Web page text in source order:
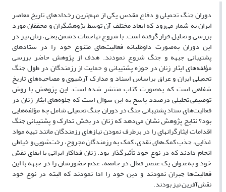
دوران جنگ تحمیلی و دفاع مقدس یکی از مهم‌ترین رخدادهای تاریخ معاصر
ایران به شمار می‌رود که ابعاد مختلف آن توسط پژوهشگران و محققان مورد
بررسی و تحلیل قرار گرفته است. با شروع تهاجمات دشمن بعثی، زنان نیز در
این دوران به‌صورت داوطلبانه فعالیت‌های متنوع خود را در ستادهای
پشتیبانی جبهه و جنگ شروع نمودند. هدف از پژوهش حاضر بررسی
مؤلفه‌های ایثار زنان در حوزه پشتیبانی و حمایت از رزمندگان در طول جنگ
تحمیلی ایران و عراق براساس اسناد و مدارک آرشیوی و مصاحبه‌های تاریخ
شفاهی است که به‌صورت کتاب منتشر شده است. این پژوهش با روش
توصیفی–تحلیلی درصدد پاسخ به این سوال است که جلوه‌های ایثار زنان در
فعالیت‌های ستاد پشتیبانی جنگ در دوران جنگ تحمیلی شامل چه مؤلفه‌هایی
بود؟ نتایج پژوهش نشان می‌دهد که زنان در بخش تدارک و پشتیبانی جنگ
اقدامات ایثارگرانه­ای را در برطرف نمودن نیازهای رزمندگان مانند تهیه مواد
غذایی، جذب کمک‌های نقدی، کمک به رزمندگان مجروح، رخت‌شویی و خیاطی
انجام دادند که در نوع خود تأثیرگذار بود. زنان فداکار ایرانی با ایفای نقش
خود و به‌عنوان یک عنصر فعال در جامعه، عدم حضورشان را در جبهه با این
فعالیت‌ها جبران نمودند و دین خود را ادا نمودند که البته در نوع خود
نقش‌آفرین نیز بودند.